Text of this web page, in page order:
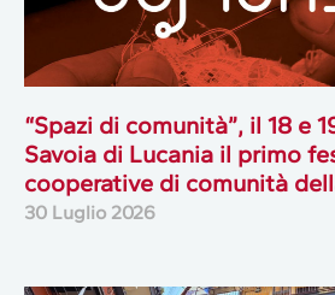
“Spazi di comunità”, il 18 e
Savoia di Lucania il primo
cooperative di comunità
30 Luglio 2026